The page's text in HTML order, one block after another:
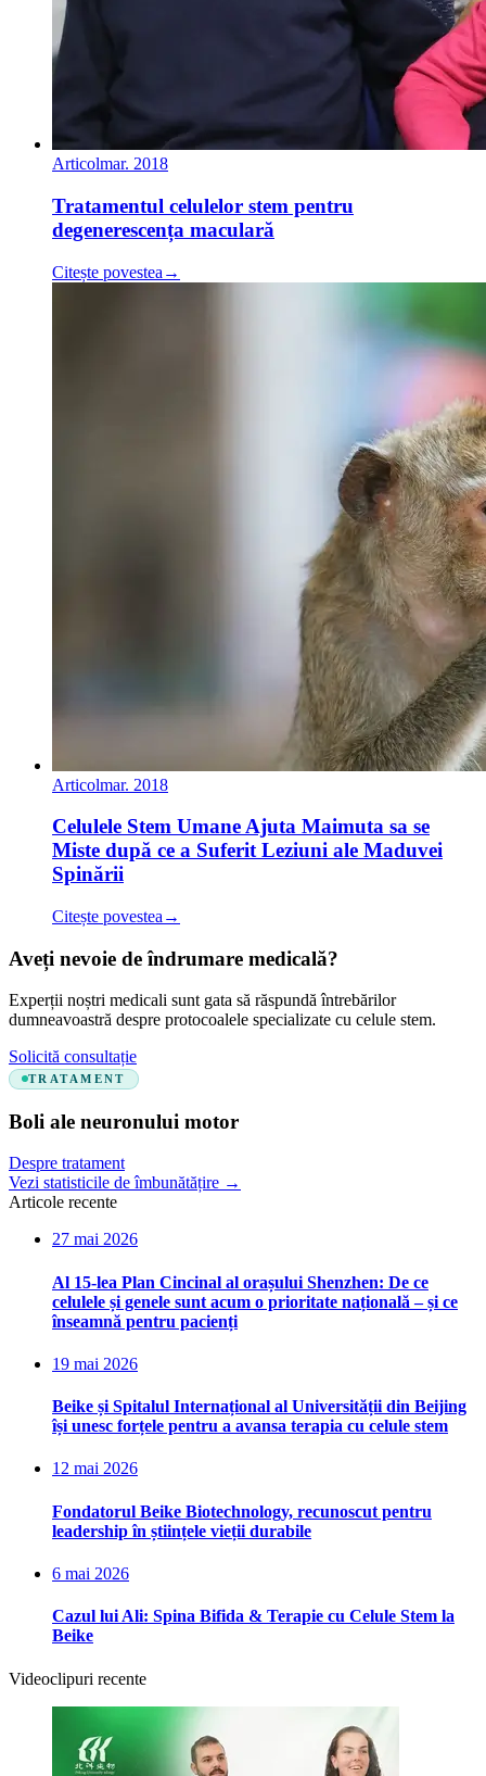
Articolmar. 2018
Tratamentul celulelor stem pentru
degenerescența maculară
Citește povestea →
Articolmar. 2018
Celulele Stem Umane Ajuta Maimuta sa se
Miste după ce a Suferit Leziuni ale Maduvei
Spinării
Citește povestea →
Aveți nevoie de îndrumare medicală?
Experții noștri medicali sunt gata să răspundă întrebărilor
dumneavoastră despre protocoalele specializate cu celule stem.
Solicită consultație
TRATAMENT
Boli ale neuronului motor
Despre tratament
Vezi statisticile de îmbunătățire →
Articole recente
27 mai 2026
Al 15-lea Plan Cincinal al orașului Shenzhen: De ce
celulele și genele sunt acum o prioritate națională – și ce
înseamnă pentru pacienți
19 mai 2026
Beike și Spitalul Internațional al Universității din Beijing
își unesc forțele pentru a avansa terapia cu celule stem
12 mai 2026
Fondatorul Beike Biotechnology, recunoscut pentru
leadership în științele vieții durabile
6 mai 2026
Cazul lui Ali: Spina Bifida & Terapie cu Celule Stem la
Beike
Videoclipuri recente